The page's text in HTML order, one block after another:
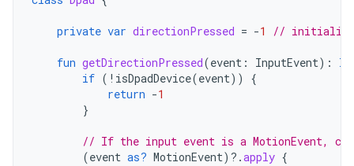
private var directionPressed = -1 //
fun getDirectionPressed(event : InputEvent):
if ( ! isDpadDevice(event))
{
return -1
}
// If the input event is a MotionEvent,
(event as? MotionEvent) ?.apply {